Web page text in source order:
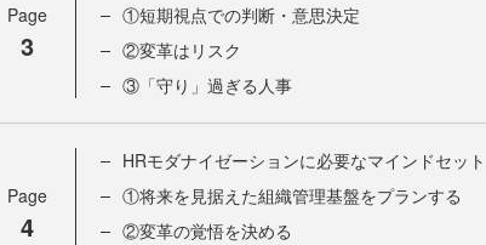
Page
3
①短期視点での判断・意思決定
②変革はリスク
③「守り」過ぎる人事
Page
4
HRモダナイゼーションに必要なマインドセット
①将来を見据えた組織管理基盤をプランする
②変革の覚悟を決める